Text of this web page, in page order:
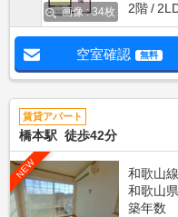
画像 : 34枚
2階
空室確認 無料
賃貸アパート
橋本駅 徒歩42分
NEW
和歌山
和歌山
築年数